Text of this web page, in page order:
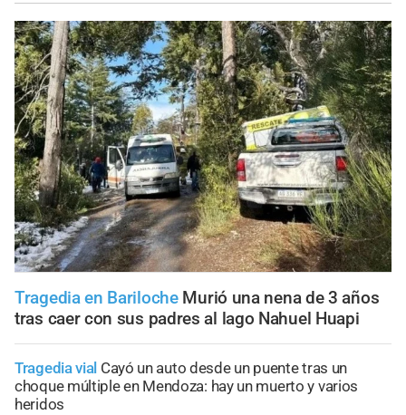
Tragedia en Bariloche Murió una nena de 3 años
tras caer con sus padres al lago Nahuel Huapi
Tragedia vial Cayó un auto desde un puente tras un
choque múltiple en Mendoza: hay un muerto y varios
heridos